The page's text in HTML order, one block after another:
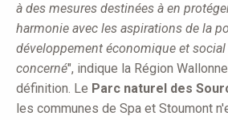
à des mesures destinées à en
harmonie avec les aspirations de la
développement économique et
concerné", indique la Région
définition. Le Parc naturel des
les communes de Spa et Stoumont